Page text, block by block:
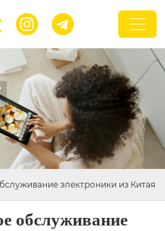
 
электроники из Китая
обслуживание